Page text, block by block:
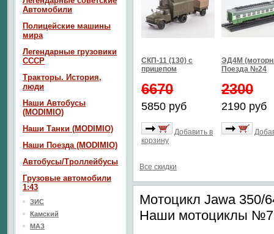
СКП-11 (130) с
прицепом
6670
5850 руб
Добавить в
корзину
ЭД4М
Поезда №24
2300
2190 руб
Все скидки
Мотоцикл Jawa 350/
Наши мотоциклы
Автомобили
Полицейские машины
мира
Легендарные грузовики
СССР
Тракторы. История,
люди
Наши Автобусы
(MODIMIO)
Наши Танки (MODIMIO)
Наши Поезда (MODIMIO)
Автобусы/Троллейбусы
Грузовые автомобили
1:43
ЗИС
Камский
МАЗ